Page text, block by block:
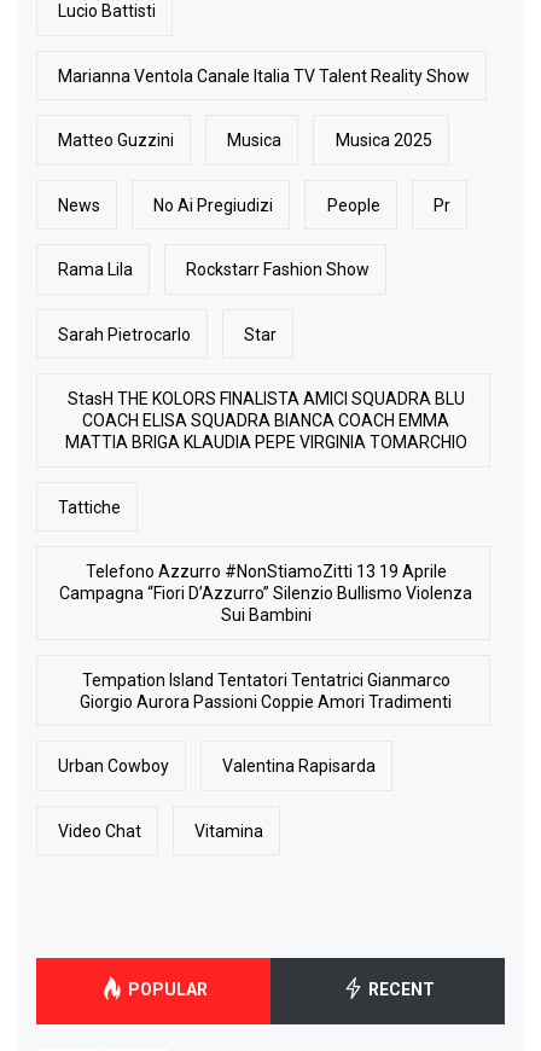
Lucio Battisti
Marianna Ventola Canale Italia TV Talent Reality Show
Matteo Guzzini Musica Musica 2025
News No Ai Pregiudizi People Pr
Rama Lila Rockstarr Fashion Show
Sarah Pietrocarlo Star
StasH THE KOLORS FINALISTA AMICI SQUADRA BLU
COACH ELISA SQUADRA BIANCA COACH EMMA
MATTIA BRIGA KLAUDIA PEPE VIRGINIA TOMARCHIO
Tattiche
Telefono Azzurro #NonStiamoZitti 13 19 Aprile
Campagna “Fiori D’Azzurro” Silenzio Bullismo Violenza
Sui Bambini
Tempation Island Tentatori Tentatrici Gianmarco
Giorgio Aurora Passioni Coppie Amori Tradimenti
Urban Cowboy Valentina Rapisarda
Video Chat Vitamina
POPULAR RECENT